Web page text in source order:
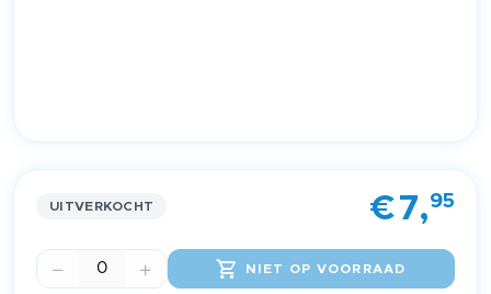
UITVERKOCHT €7,95
NIET OP VOORRAAD